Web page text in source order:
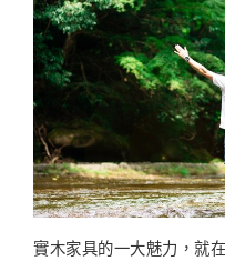
實木家具的一大魅力，就